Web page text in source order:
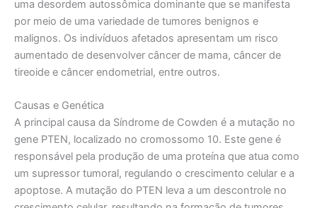
uma desordem autossômica dominante que se manifesta
por meio de uma variedade de tumores benignos e
malignos. Os indivíduos afetados apresentam um risco
aumentado de desenvolver câncer de mama, câncer de
tireoide e câncer endometrial, entre outros.
Causas e Genética
A principal causa da Síndrome de Cowden é a mutação no
gene PTEN, localizado no cromossomo 10. Este gene é
responsável pela produção de uma proteína que atua como
um supressor tumoral, regulando o crescimento celular e a
apoptose. A mutação do PTEN leva a um descontrole no